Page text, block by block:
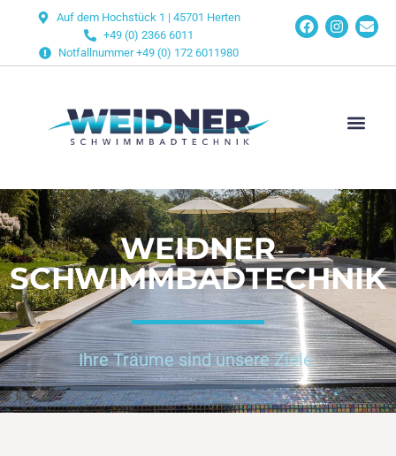
Auf dem Hochstück 1 | 45701 Herten
+49 (0) 2366 6011
Notfallnummer +49 (0) 172 6011980
WEIDNER
SCHWIMMBADTECHNIK
Ihre Träume sind unsere Ziele.